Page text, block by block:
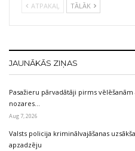
ATPAKAĻ TĀLĀK
JAUNĀKĀS ZIŅAS
Pasažieru pārvadātāji pirms
nozares…
Aug 7, 2026
Valsts policija kriminālvajāšanas
apzadzēju